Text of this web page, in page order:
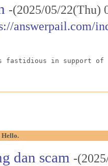
-(2025/05/
answerpail.com/
fastidious in support of
Hello.
dan scam -